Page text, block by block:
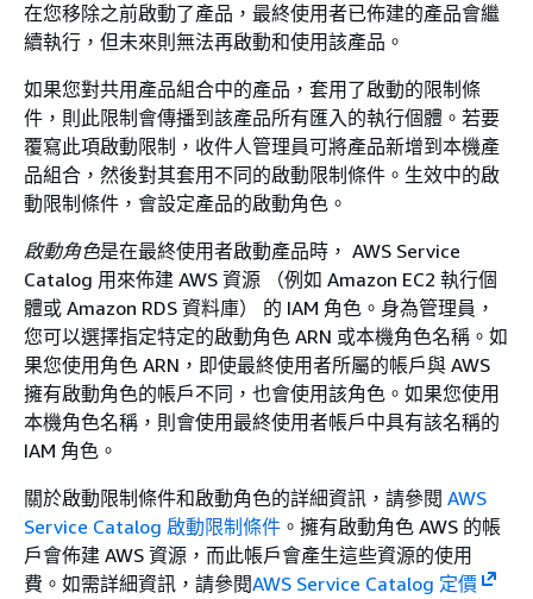
在您移除之前啟動了產品，最終使用者已佈建的產品會繼
續執行，但未來則無法再啟動和使用該產品。
如果您對共用產品組合中的產品，套用了啟動的限制條
件，則此限制會傳播到該產品所有匯入的執行個體。若要
覆寫此項啟動限制，收件人管理員可將產品新增到本機產
品組合，然後對其套用不同的啟動限制條件。生效中的啟
動限制條件，會設定產品的啟動角色。
啟動角色是在最終使用者啟動產品時， AWS Service
Catalog 用來佈建 AWS 資源 （例如 Amazon EC2 執行個
體或 Amazon RDS 資料庫） 的 IAM 角色。身為管理員，
您可以選擇指定特定的啟動角色 ARN 或本機角色名稱。如
果您使用角色 ARN，即使最終使用者所屬的帳戶與 AWS
擁有啟動角色的帳戶不同，也會使用該角色。如果您使用
本機角色名稱，則會使用最終使用者帳戶中具有該名稱的
IAM 角色。
關於啟動限制條件和啟動角色的詳細資訊，請參閱 AWS
Service Catalog 啟動限制條件 。擁有啟動角色 AWS 的帳
戶會佈建 AWS 資源，而此帳戶會產生這些資源的使用
費。如需詳細資訊，請參閱AWS Service Catalog 定價